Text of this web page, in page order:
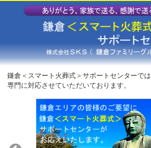
鎌倉＜スマート火葬式＞サポートセンターで
専門に対応させていただいております。